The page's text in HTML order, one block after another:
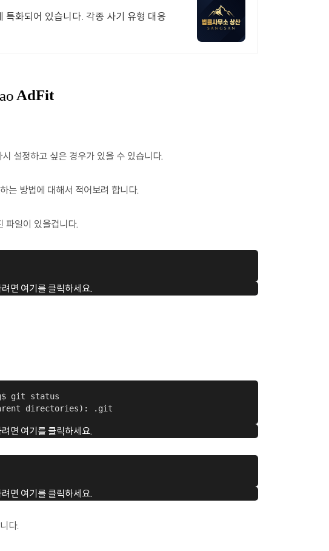
화되어 있습니다. 각종 사기 유형 대응
설정하고 싶은 경우가 있을 수 있습니다.
는 방법에 대해서 적어보려 합니다.
일이 있을겁니다.
면 여기를 클릭하세요.
git status
directories): .git
면 여기를 클릭하세요.
면 여기를 클릭하세요.
다.